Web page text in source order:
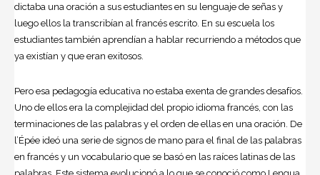
dictaba una oración a sus estudiantes en su lenguaje de señas y
luego ellos la transcribían al francés escrito. En su escuela los
estudiantes también aprendían a hablar recurriendo a métodos que
ya existían y que eran exitosos.
Pero esa pedagogía educativa no estaba exenta de grandes desafíos.
Uno de ellos era la complejidad del propio idioma francés, con las
terminaciones de las palabras y el orden de ellas en una oración. De
l’Épée ideó una serie de signos de mano para el final de las palabras
en francés y un vocabulario que se basó en las raíces latinas de las